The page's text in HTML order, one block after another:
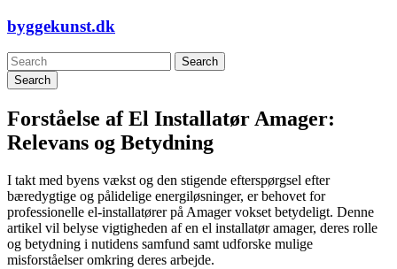
Skip
content
byggekunst.dk
Search
Forståelse af El Installatør Amager:
Relevans og Betydning
I takt med byens vækst og den stigende efterspørgsel efter
bæredygtige og pålidelige energiløsninger, er behovet for
professionelle el-installatører på Amager vokset betydeligt. Denne
artikel vil belyse vigtigheden af en el installatør amager, deres rolle
og betydning i nutidens samfund samt udforske mulige
misforståelser omkring deres arbejde.